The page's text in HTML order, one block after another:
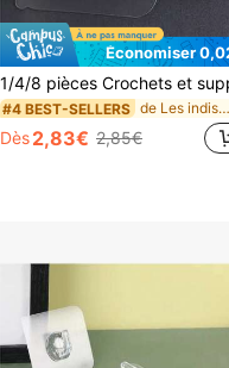
Économiser
#4 BEST-SELLERS de Les indispensables de l'été Supports et étagère
Dès2,83€ 2,85€